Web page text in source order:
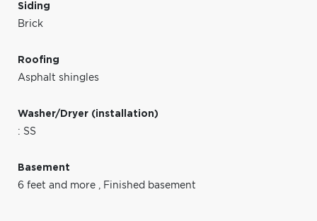
Siding
Brick
Roofing
Asphalt shingles
Washer/Dryer (installation)
: SS
Basement
6 feet and more , Finished basement